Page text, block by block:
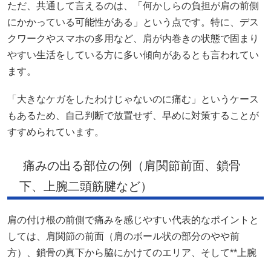
ただ、共通して言えるのは、「何かしらの負担が肩の前側
にかかっている可能性がある」という点です。特に、デス
クワークやスマホの多用など、肩が内巻きの状態で固まり
やすい生活をしている方に多い傾向があるとも言われてい
ます。
「大きなケガをしたわけじゃないのに痛む」というケース
もあるため、自己判断で放置せず、早めに対策することが
すすめられています。
痛みの出る部位の例（肩関節前面、鎖骨
下、上腕二頭筋腱など）
肩の付け根の前側で痛みを感じやすい代表的なポイントと
しては、肩関節の前面（肩のボール状の部分のやや前
方）、鎖骨の真下から脇にかけてのエリア、そして**上腕